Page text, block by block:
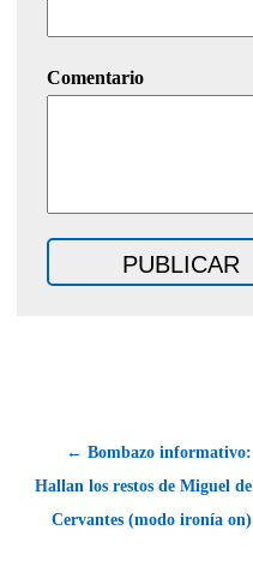
Comentario
← Bombazo informativo:
Hallan los restos de Miguel de
Cervantes (modo ironía on)